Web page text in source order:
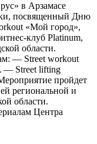
в Арзамасе
посвященный Дню
«Мой город»,
клуб Platinum,
области.
— Street workout
— Street lifting
пройдет
региональной и
области.
Центра